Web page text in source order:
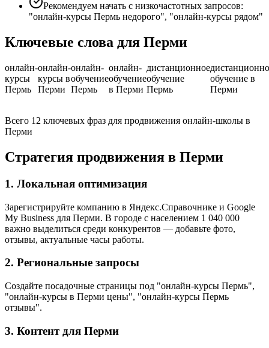
Рекомендуем начать с низкочастотных запросов:
"онлайн-курсы Пермь недорого", "онлайн-курсы рядом"
Ключевые слова для Перми
онлайн-
курсы
Пермь
онлайн-
курсы в
Перми
онлайн-
обучение
Пермь
онлайн-
обучение
в Перми
дистанционное
обучение
Пермь
обучение в
Перми
Всего 12 ключевых фраз для продвижения онлайн-школы в
Перми
Стратегия продвижения в Перми
1. Локальная оптимизация
Зарегистрируйте компанию в Яндекс.Справочнике и Google
My Business для Перми. В городе с населением 1 040 000
важно выделиться среди конкурентов — добавьте фото,
отзывы, актуальные часы работы.
2. Региональные запросы
Создайте посадочные страницы под "онлайн-курсы Пермь",
"онлайн-курсы в Перми цены", "онлайн-курсы Пермь
отзывы".
3. Контент для Перми